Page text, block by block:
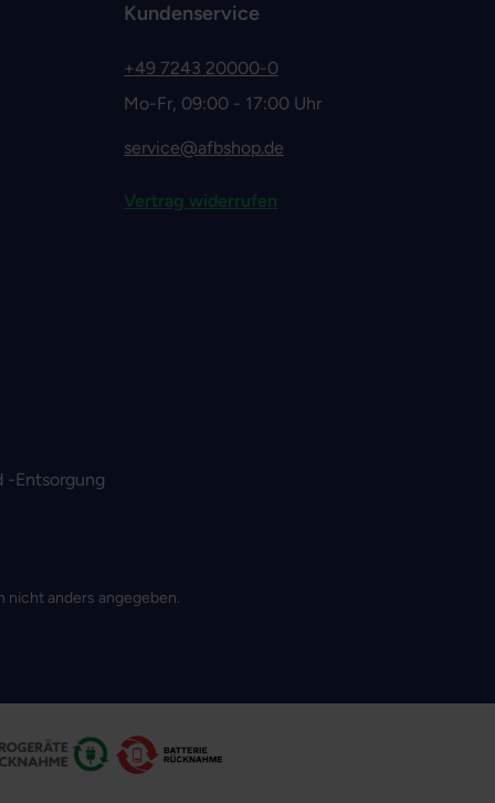
-Entsorgung
Kundenservice
+49 7243 20000-0
Mo-Fr, 09:00 - 17:00 Uhr
service@afbshop.de
Vertrag widerrufen
nicht anders angegeben.